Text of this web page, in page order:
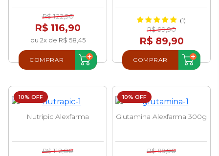
R$ 122,90
R$ 116,90
ou 2x de R$ 58,45
COMPRAR
(1)
R$ 99,90
R$ 89,90
COMPRAR
10% OFF
Nutripic Alexfarma
R$ 112,00
10% OFF
Glutamina Alexfarma 300g
R$ 99,90